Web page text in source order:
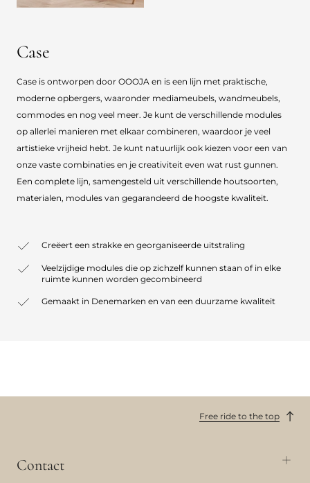
Case
Case is ontworpen door OOOJA en is een lijn met praktische,
moderne opbergers, waaronder mediameubels, wandmeubels,
commodes en nog veel meer. Je kunt de verschillende modules
op allerlei manieren met elkaar combineren, waardoor je veel
artistieke vrijheid hebt. Je kunt natuurlijk ook kiezen voor een van
onze vaste combinaties en je creativiteit even wat rust gunnen.
Een complete lijn, samengesteld uit verschillende houtsoorten,
materialen, modules van gegarandeerd de hoogste kwaliteit.
Creëert een strakke en georganiseerde uitstraling
Veelzijdige modules die op zichzelf kunnen staan of in elke
ruimte kunnen worden gecombineerd
Gemaakt in Denemarken en van een duurzame kwaliteit
Free ride to the top
Contact